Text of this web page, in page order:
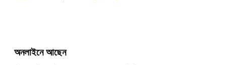
অনলাইনে আছেন